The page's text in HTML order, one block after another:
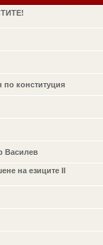
по конституция
Василев
на езиците II